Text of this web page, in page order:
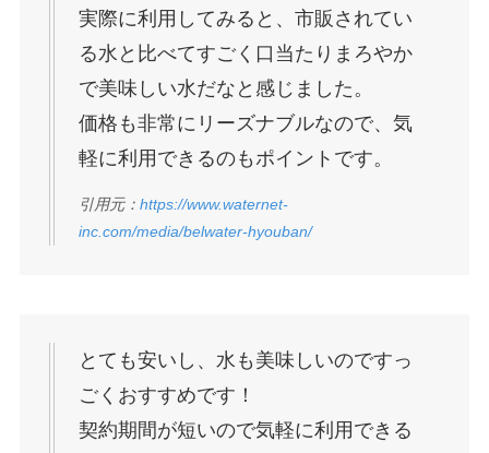
実際に利用してみると、市販されてい
る水と比べてすごく口当たりまろやか
で美味しい水だなと感じました。
価格も非常にリーズナブルなので、気
軽に利用できるのもポイントです。
引用元： https://www.waternet-
inc.com/media/belwater-hyouban/
とても安いし、水も美味しいのですっ
ごくおすすめです！
契約期間が短いので気軽に利用できる